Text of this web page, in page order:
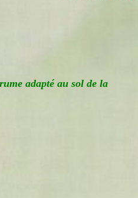
adapté au sol de la